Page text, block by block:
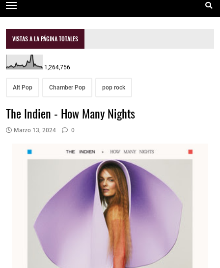
VISTAS A LA PÁGINA TOTALES
1,264,756
Alt Pop Chamber Pop pop rock
The Indien - How Many Nights
Marzo 13, 2024 0